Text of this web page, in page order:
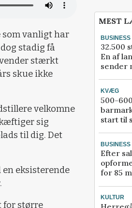
vanligt har
stadig få
vender stærkt
skue ikke
velkomne
sig
til dig. Det
eksisterende
for større
MEST
BUSINESS
32.500
En af
sender
KVÆG
500-
start til
BUSINESS
Efter
for 85
KULTUR